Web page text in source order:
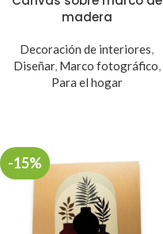
madera
Decoración de interiores,
Diseñar, Marco fotográfico,
Para el hogar
-15%